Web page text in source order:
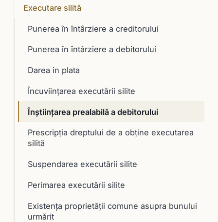
Executare silită
Punerea în întârziere a creditorului
Punerea în întârziere a debitorului
Darea in plata
Încuviinţarea executării silite
Înştiinţarea prealabilă a debitorului
Prescripţia dreptului de a obţine executarea
silită
Suspendarea executării silite
Perimarea executării silite
Existența proprietății comune asupra bunului
urmărit